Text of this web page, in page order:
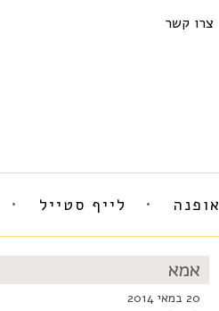
צרו קשר
אופנה לייף סטייל
אמא
20 במאי 2014